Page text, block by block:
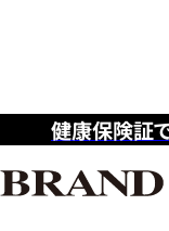
健康保険証